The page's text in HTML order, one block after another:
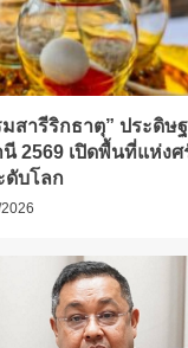
สารีริกธาตุ” ประดิ
2569 เปิดพื้นที่แห่ง
บโลก